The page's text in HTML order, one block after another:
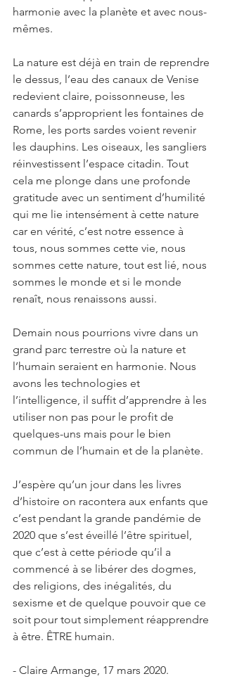
harmonie avec la planète et avec nous-
mêmes.
La nature est déjà en train de reprendre
le dessus, l’eau des canaux de Venise
redevient claire, poissonneuse, les
canards s’approprient les fontaines de
Rome, les ports sardes voient revenir
les dauphins. Les oiseaux, les sangliers
réinvestissent l’espace citadin. Tout
cela me plonge dans une profonde
gratitude avec un sentiment d’humilité
qui me lie intensément à cette nature
car en vérité, c’est notre essence à
tous, nous sommes cette vie, nous
sommes cette nature, tout est lié, nous
sommes le monde et si le monde
renaît, nous renaissons aussi.
Demain nous pourrions vivre dans un
grand parc terrestre où la nature et
l’humain seraient en harmonie. Nous
avons les technologies et
l’intelligence, il suffit d’apprendre à les
utiliser non pas pour le profit de
quelques-uns mais pour le bien
commun de l’humain et de la planète.
J’espère qu’un jour dans les livres
d’histoire on racontera aux enfants que
c’est pendant la grande pandémie de
2020 que s’est éveillé l’être spirituel,
que c’est à cette période qu’il a
commencé à se libérer des dogmes,
des religions, des inégalités, du
sexisme et de quelque pouvoir que ce
soit pour tout simplement réapprendre
à être. ÊTRE humain.
- Claire Armange, 17 mars 2020.